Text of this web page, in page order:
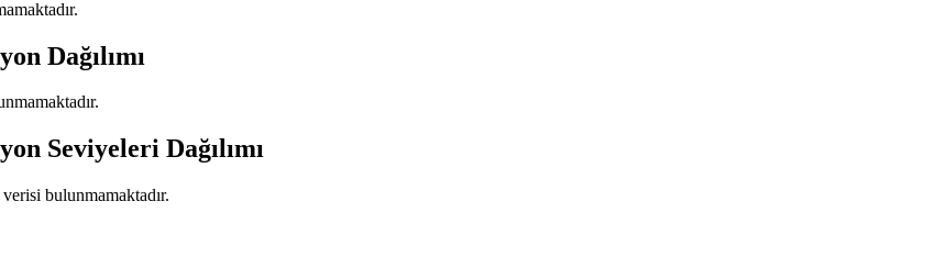
Dağılımı
Seviyeleri Dağılımı
bulunmamaktadır.